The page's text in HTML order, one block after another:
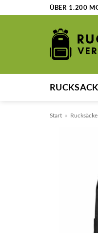
ÜBER 1.200
Start » Rucksäcke